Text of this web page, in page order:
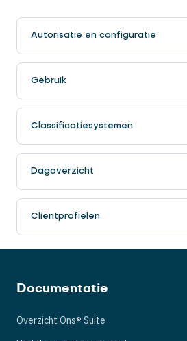
Autorisatie en configuratie
Gebruik
Classificatiesystemen
Dagoverzicht
Cliëntprofielen
Documentatie
Overzicht Ons® Suite